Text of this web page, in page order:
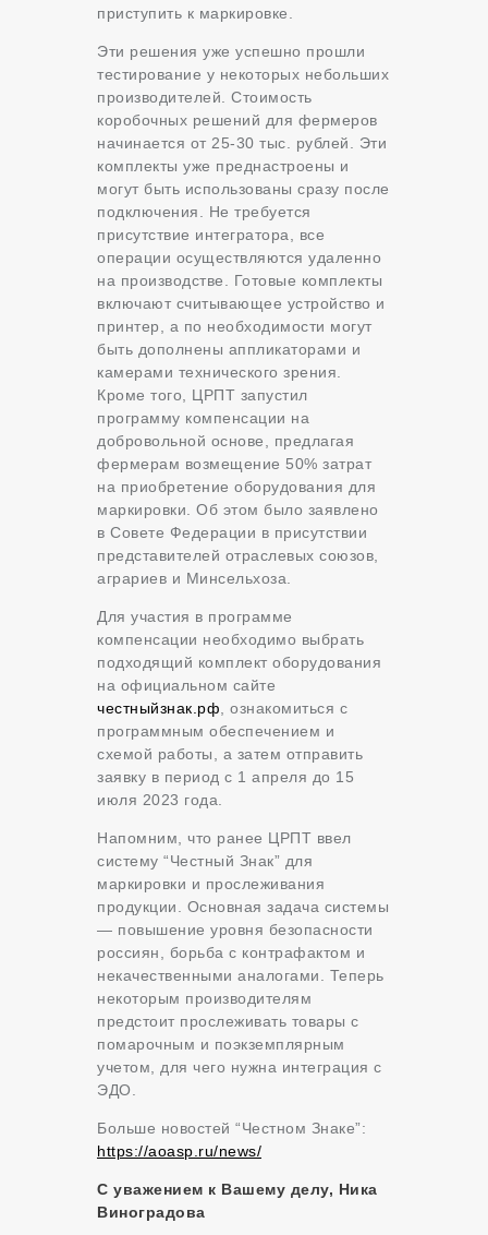
приступить к маркировке.
Эти решения уже успешно прошли
тестирование у некоторых небольших
производителей. Стоимость
коробочных решений для фермеров
начинается от 25-30 тыс. рублей. Эти
комплекты уже преднастроены и
могут быть использованы сразу после
подключения. Не требуется
присутствие интегратора, все
операции осуществляются удаленно
на производстве. Готовые комплекты
включают считывающее устройство и
принтер, а по необходимости могут
быть дополнены аппликаторами и
камерами технического зрения.
Кроме того, ЦРПТ запустил
программу компенсации на
добровольной основе, предлагая
фермерам возмещение 50% затрат
на приобретение оборудования для
маркировки. Об этом было заявлено
в Совете Федерации в присутствии
представителей отраслевых союзов,
аграриев и Минсельхоза.
Для участия в программе
компенсации необходимо выбрать
подходящий комплект оборудования
на официальном сайте
честныйзнак.рф , ознакомиться с
программным обеспечением и
схемой работы, а затем отправить
заявку в период с 1 апреля до 15
июля 2023 года.
Напомним, что ранее ЦРПТ ввел
систему “Честный Знак” для
маркировки и прослеживания
продукции. Основная задача системы
— повышение уровня безопасности
россиян, борьба с контрафактом и
некачественными аналогами. Теперь
некоторым производителям
предстоит прослеживать товары с
помарочным и поэкземплярным
учетом, для чего нужна интеграция с
ЭДО.
Больше новостей “Честном Знаке”:
https://aoasp.ru/news/
С уважением к Вашему делу, Ника
Виноградова